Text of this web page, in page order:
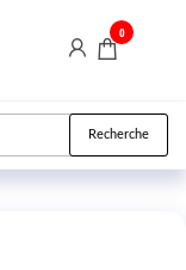
0
Recherche